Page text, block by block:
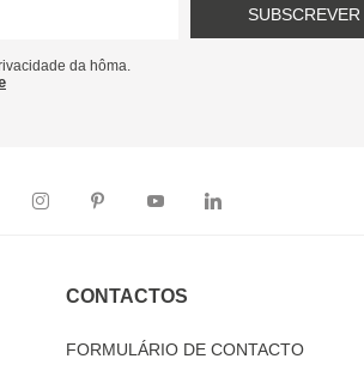
SUBSCREVER
da hôma.
CONTACTOS
FORMULÁRIO DE CONTACTO